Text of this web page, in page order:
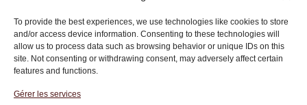
To provide the best experiences, we use technologies like cookies to store
and/or access device information. Consenting to these technologies will
allow us to process data such as browsing behavior or unique IDs on this
site. Not consenting or withdrawing consent, may adversely affect certain
features and functions.
Gérer les services